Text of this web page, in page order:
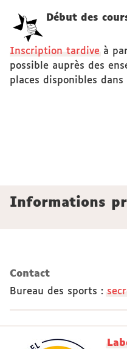
Début des
Inscription tardive à
possible auprès des
places disponibles dans
Informations
Contact
Bureau des sports :